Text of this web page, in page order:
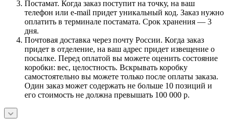
Постамат. Когда заказ поступит на точку, на ваш
телефон или e-mail придет уникальный код. Заказ нужно
оплатить в терминале постамата. Срок хранения — 3
дня.
Почтовая доставка через почту России. Когда заказ
придет в отделение, на ваш адрес придет извещение о
посылке. Перед оплатой вы можете оценить состояние
коробки: вес, целостность. Вскрывать коробку
самостоятельно вы можете только после оплаты заказа.
Один заказ может содержать не больше 10 позиций и
его стоимость не должна превышать 100 000 р.